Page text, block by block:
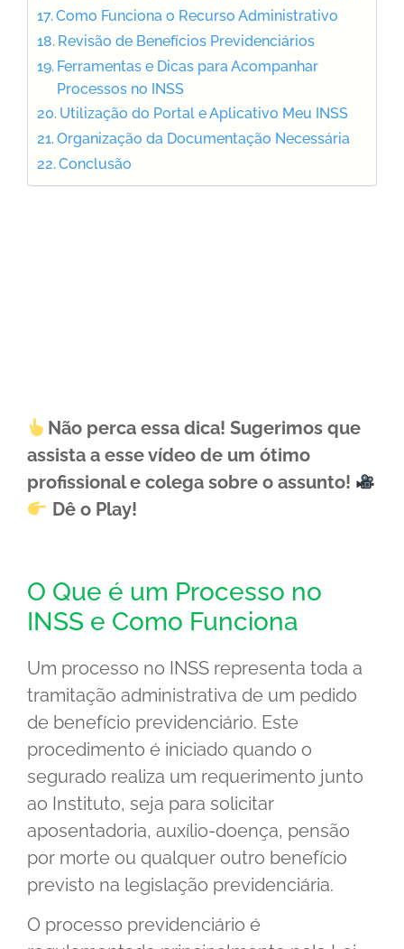
Como Funciona o Recurso Administrativo
Revisão de Benefícios Previdenciários
Ferramentas e Dicas para Acompanhar
Processos no INSS
Utilização do Portal e Aplicativo Meu INSS
Organização da Documentação Necessária
Conclusão
Não perca essa dica! Sugerimos que
assista a esse vídeo de um ótimo
profissional e colega sobre o assunto!
Dê o Play!
O Que é um Processo no
INSS e Como Funciona
Um processo no INSS representa toda a
tramitação administrativa de um pedido
de benefício previdenciário. Este
procedimento é iniciado quando o
segurado realiza um requerimento junto
ao Instituto, seja para solicitar
aposentadoria, auxílio-doença, pensão
por morte ou qualquer outro benefício
previsto na legislação previdenciária.
O processo previdenciário é